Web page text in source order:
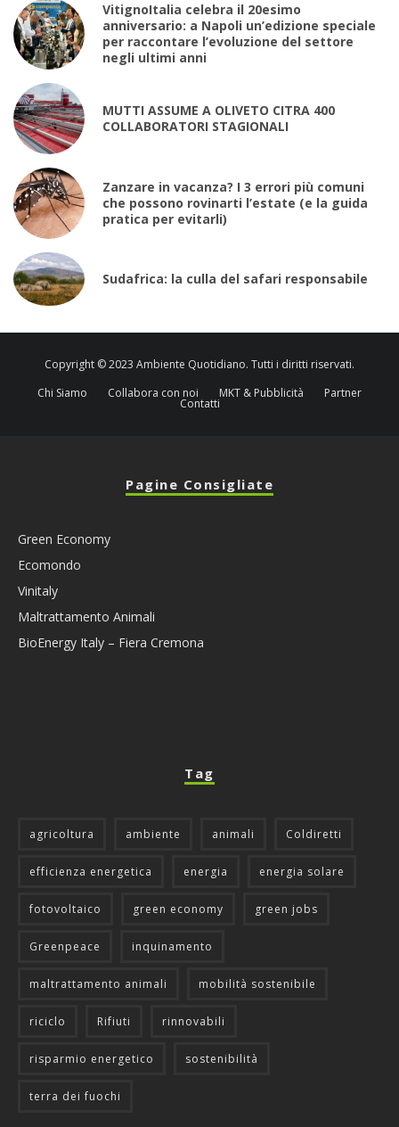
VitignoItalia celebra il 20esimo
anniversario: a Napoli un’edizione speciale
per raccontare l’evoluzione del settore
negli ultimi anni
MUTTI ASSUME A OLIVETO CITRA 400
COLLABORATORI STAGIONALI
Zanzare in vacanza? I 3 errori più comuni
che possono rovinarti l’estate (e la guida
pratica per evitarli)
Sudafrica: la culla del safari responsabile
Copyright © 2023 Ambiente Quotidiano. Tutti i diritti riservati.
Chi Siamo
Collabora con noi MKT & Pubblicità Partner
Contatti
Pagine Consigliate
Green Economy
Ecomondo
Vinitaly
Maltrattamento Animali
BioEnergy Italy – Fiera Cremona
Tag
agricoltura ambiente animali Coldiretti
efficienza energetica energia energia solare
fotovoltaico green economy green jobs
Greenpeace inquinamento
maltrattamento animali mobilità sostenibile
riciclo Rifiuti rinnovabili
risparmio energetico sostenibilità
terra dei fuochi